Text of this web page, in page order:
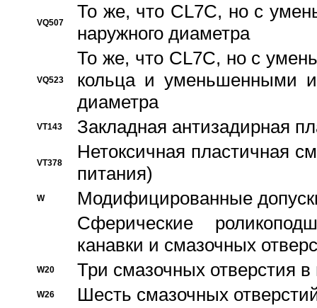
VQ507
То же, что CL7C, но с
наружного диаметра
VQ523
То же, что CL7C, но с
кольца и уменьшенными
диаметра
VT143 Закладная антизадирная
VT378
Нетоксичная пластичная
питания)
W
Модифицированные
Сферические
канавки и смазочных
W20 Три смазочных отверстия
W26 Шесть смазочных